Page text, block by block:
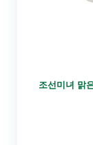
조선미녀 맑